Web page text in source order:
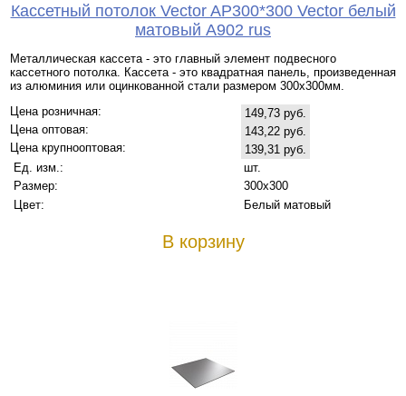
Кассетный потолок Vector AP300*300 Vector белый
матовый А902 rus
Металлическая кассета - это главный элемент подвесного
кассетного потолка. Кассета - это квадратная панель, произведенная
из алюминия или оцинкованной стали размером 300х300мм.
Цена розничная:
149,73 руб.
Цена оптовая:
143,22 руб.
Цена крупнооптовая:
139,31 руб.
Ед. изм.:
шт.
Размер:
300x300
Цвет:
Белый матовый
В корзину